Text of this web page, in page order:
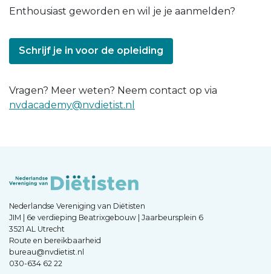
Enthousiast geworden en wil je je aanmelden?
Schrijf je in voor de opleiding
Vragen? Meer weten? Neem contact op via
nvdacademy@nvdietist.nl
Nederlandse Vereniging van Diëtisten
JIM | 6e verdieping Beatrixgebouw | Jaarbeursplein 6
3521 AL Utrecht
Route en bereikbaarheid
bureau@nvdietist.nl
030-634 62 22